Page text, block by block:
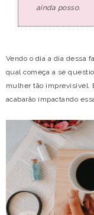
ainda posso.
Vendo o dia a dia dessa
qual começa a se
mulher tão imprevisível.
acabarão impactando